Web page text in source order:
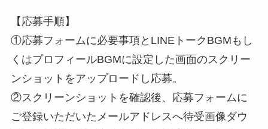
【応募手順】
①応募フォームに必要事項とLINEトークBGMもし
くはプロフィールBGMに設定した画面のスクリー
ンショットをアップロードし応募。
②スクリーンショットを確認後、応募フォームに
ご登録いただいたメールアドレスへ待受画像ダウ